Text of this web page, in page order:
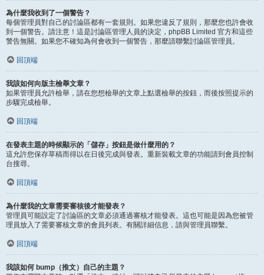
為什麼我收到了一個警告？
每個管理員對自己的討論區都有一套規則。如果您違反了規則，那麼您也許會收
到一個警告。請注意！這是討論區管理人員的決定，phpBB Limited 官方和這些
警告無關。如果您不確知為何會收到一個警告，那麼請聯繫討論區管理員。
回頂端
我該如何向版主檢舉文章？
如果管理員允許檢舉，請在您想檢舉的文章上點選檢舉的按鈕，而後按照提示的
步驟完成檢舉。
回頂端
在發表主題的時候顯示的「儲存」按鈕是做什麼用的？
這允許您保存草稿而得以在日後完成與發表。重新裝載文章的功能請到會員控制
台搜尋。
回頂端
為什麼我的文章需要審核後才能發表？
管理員可能設定了討論區的文章必須通過審核才能發表。這也可能是因為您被管
理員放入了需要審核文章的會員列表。有關詳細信息，請與管理員聯繫。
回頂端
我該如何 bump（推文）自己的主題？